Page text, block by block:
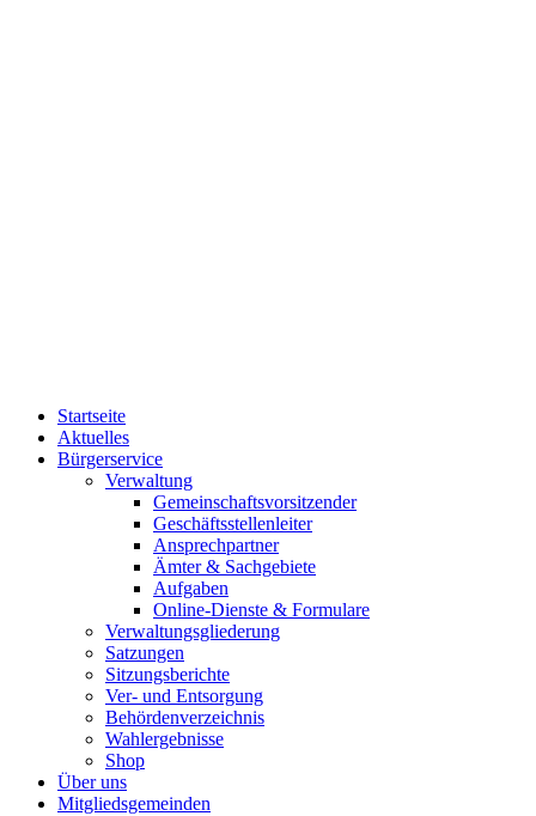
Startseite
Aktuelles
Bürgerservice
Verwaltung
Gemeinschaftsvorsitzender
Geschäftsstellenleiter
Ansprechpartner
Ämter & Sachgebiete
Aufgaben
Online-Dienste & Formulare
Verwaltungsgliederung
Satzungen
Sitzungsberichte
Ver- und Entsorgung
Behördenverzeichnis
Wahlergebnisse
Shop
Über uns
Mitgliedsgemeinden